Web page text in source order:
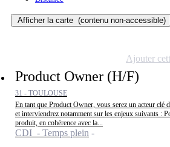
Afficher la carte (contenu non-accessible)
Product Owner (H/F)
31 - TOULOUSE
En tant que Product Owner, vous serez un acteur clé
et interviendrez notamment sur les enjeux suivants :
produit, en cohérence avec la...
CDI - Temps plein
Ajouter